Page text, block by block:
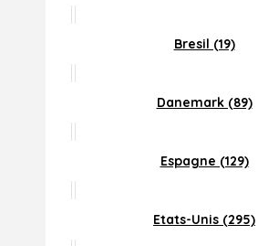
Bresil (19)
Danemark (89)
Espagne (129)
Etats-Unis (295)